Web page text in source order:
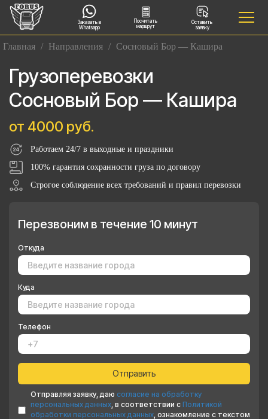
Заказать в
Whatsapp
Посчитать
маршрут
Оставить
заявку
Главная / Направления / Сосновый Бор — Кашира
Грузоперевозки
Сосновый Бор — Кашира
от 4000 руб.
Работаем 24/7 в выходные и праздники
100% гарантия сохранности груза по договору
Строгое соблюдение всех требований и правил перевозки
Перезвоним в течение 10 минут
Откуда
Куда
Телефон
Отправляя заявку, даю согласие на обработку
персональных данных, в соответствии с Политикой
обработки персональных данных, ознакомление с текстом